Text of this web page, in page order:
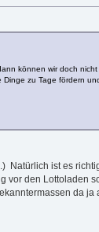
können wir doch
zu Tage fördern
ist es
den Lottoladen
da ja